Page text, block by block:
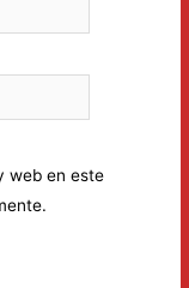
web en este